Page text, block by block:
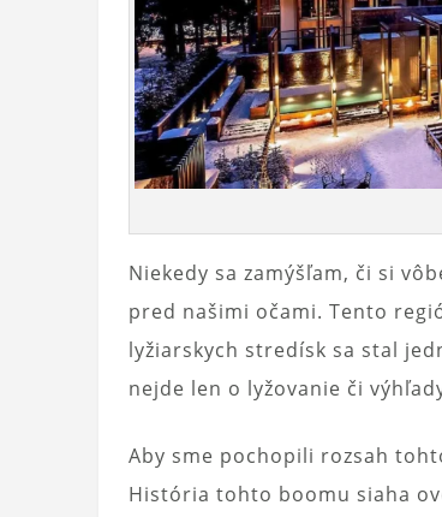
Niekedy sa zamýšľam, či si
pred našimi očami. Tento
lyžiarskych stredísk sa stal
nejde len o lyžovanie či
Aby sme pochopili rozsah
História tohto boomu siaha